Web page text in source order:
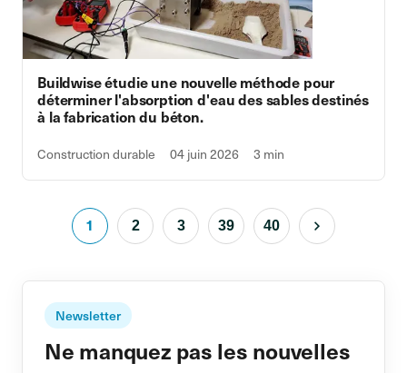
Buildwise étudie une nouvelle méthode pour
déterminer l'absorption d'eau des sables destinés
à la fabrication du béton.
Construction durable 04 juin 2026 3 min
1 2 3 39 40
Newsletter
Ne manquez pas les nouvelles